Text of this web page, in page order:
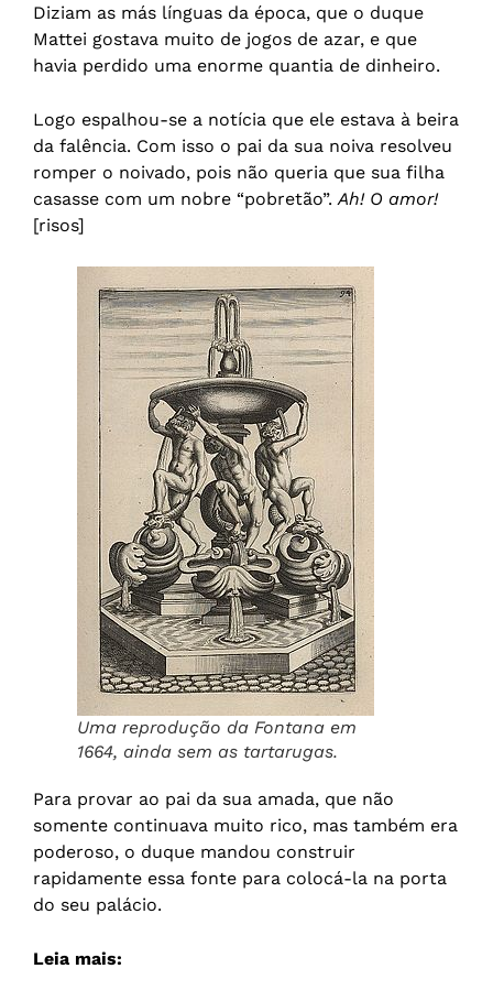
Diziam as más línguas da época, que o duque
Mattei gostava muito de jogos de azar, e que
havia perdido uma enorme quantia de dinheiro.
Logo espalhou-se a notícia que ele estava à beira
da falência. Com isso o pai da sua noiva resolveu
romper o noivado, pois não queria que sua filha
casasse com um nobre “pobretão”. Ah! O amor!
[risos]
Uma reprodução da Fontana em
1664, ainda sem as tartarugas.
Para provar ao pai da sua amada, que não
somente continuava muito rico, mas também era
poderoso, o duque mandou construir
rapidamente essa fonte para colocá-la na porta
do seu palácio.
Leia mais: